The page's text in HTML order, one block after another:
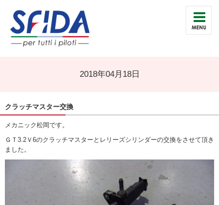
2018年04月18日
クラッチマスター交換
メカニック松岡です。
ＧＴ3.2Ｖ6のクラッチマスターとレリーズシリンダーの交換をさせて頂き
ました。